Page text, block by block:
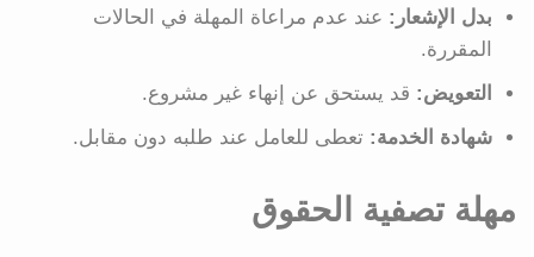
بدل الإشعار: عند عدم مراعاة المهلة في الحالات
المقررة.
التعويض: قد يستحق عن إنهاء غير مشروع.
شهادة الخدمة: تعطى للعامل عند طلبه دون مقابل.
مهلة تصفية الحقوق